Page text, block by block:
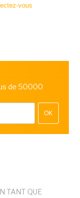
vous
de 50000
OK
TANT QUE